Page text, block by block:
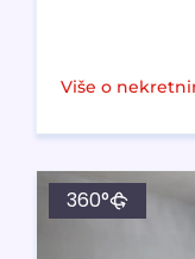
Više o
360°